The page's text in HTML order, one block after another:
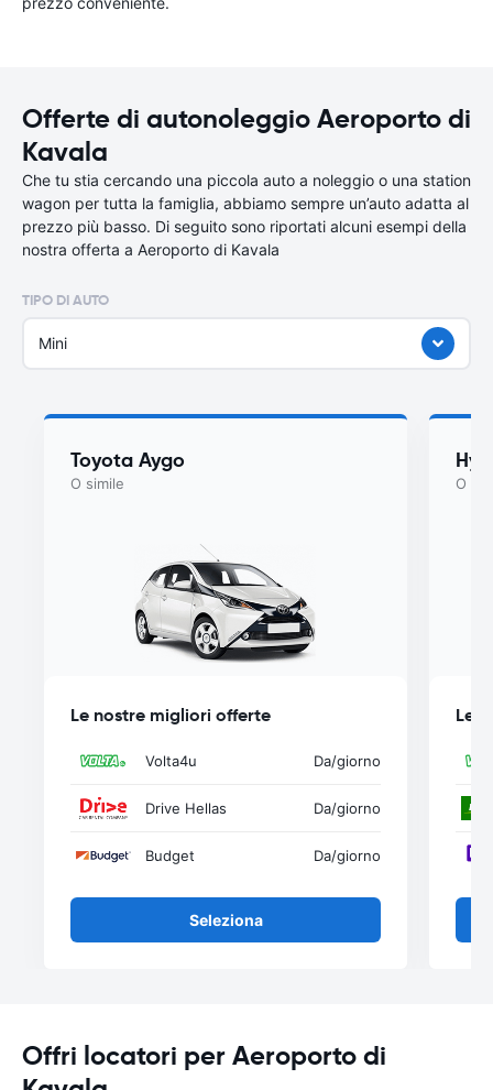
Offerte di autonoleggio Aeroporto di
Kavala
Che tu stia cercando una piccola auto a noleggio o una station
wagon per tutta la famiglia, abbiamo sempre un’auto adatta al
prezzo più basso. Di seguito sono riportati alcuni esempi della
nostra offerta a Aeroporto di Kavala
TIPO DI AUTO
Mini
Toyota Aygo
O simile
Le nostre migliori offerte
Volta4u Da/giorno
Drive Hellas Da/giorno
Budget Da/giorno
Seleziona
O
Le
Offri locatori per Aeroporto di